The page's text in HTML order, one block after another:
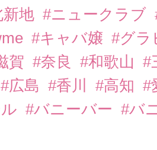
新地 #ニュークラブ
#キャバ嬢 #グ
賀 #奈良 #和歌山
#
#広島 #香川 #高知 #
#バニーバー #バ